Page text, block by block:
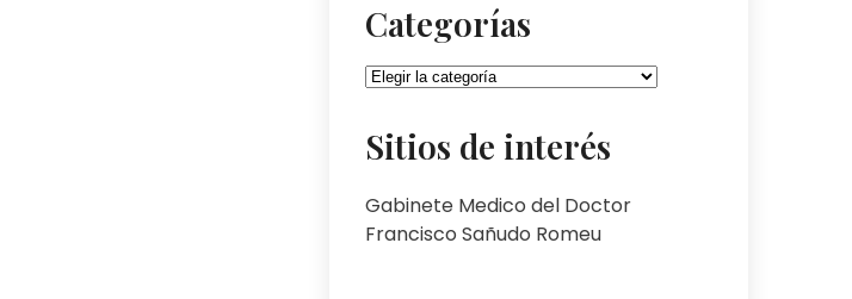
Categorías
Categorías
Sitios de interés
Gabinete Medico del Doctor
Francisco Sañudo Romeu